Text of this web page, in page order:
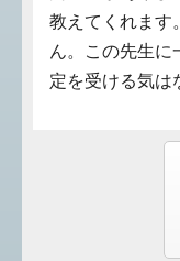
教えてくれます
ん。この先生に
定を受ける気は